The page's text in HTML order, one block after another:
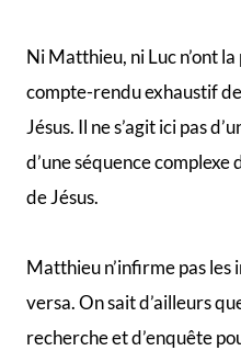
Ni Matthieu, ni Luc n’ont
compte-rendu exhaustif
Jésus. Il ne s’agit ici pas
d’une séquence
de Jésus.
Matthieu n’infirme pas
versa. On sait d’ailleurs
recherche et d’enquête